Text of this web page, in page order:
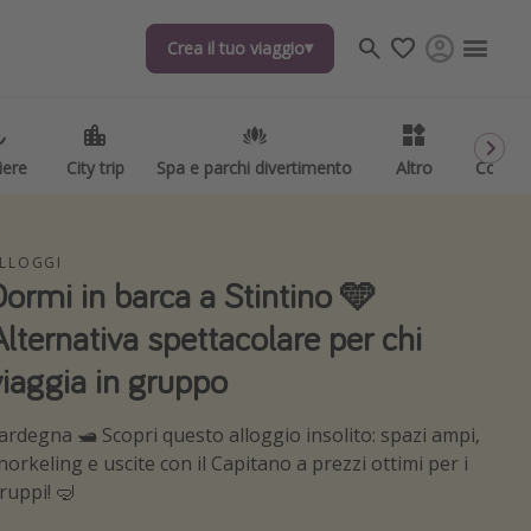
Crea il tuo viaggio
City trip Spa e parchi divertimento Altro Codici
Crea il tuo viaggio
City trip Spa e parchi divertimento Altro Codici
in barca a Stintino 🩵
spettacolare per chi
in gruppo
🛥️ Scopri questo alloggio insolito: spazi ampi,
e uscite con il Capitano a prezzi ottimi per i
🤿